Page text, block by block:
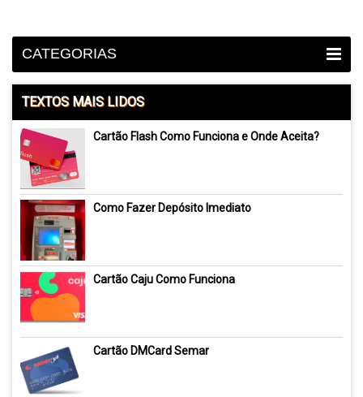
CATEGORIAS
TEXTOS MAIS LIDOS
Cartão Flash Como Funciona e Onde Aceita?
Como Fazer Depósito Imediato
Cartão Caju Como Funciona
Cartão DMCard Semar